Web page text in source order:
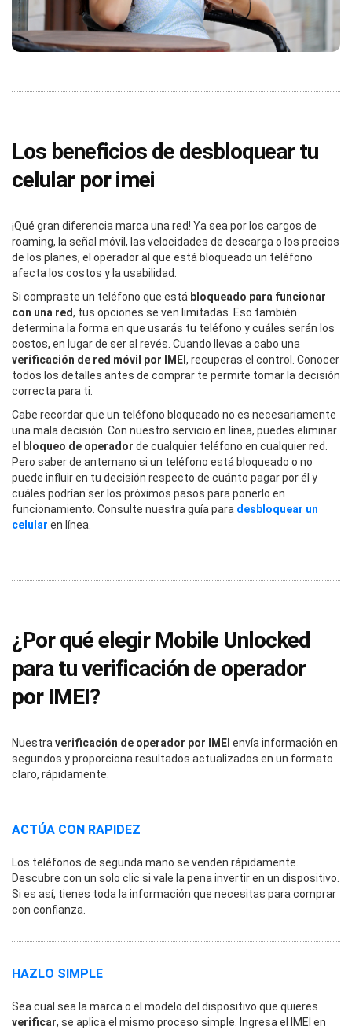
Los beneficios de desbloquear tu
celular por imei
¡Qué gran diferencia marca una red! Ya sea por los cargos de
roaming, la señal móvil, las velocidades de descarga o los precios
de los planes, el operador al que está bloqueado un teléfono
afecta los costos y la usabilidad.
Si compraste un teléfono que está bloqueado para funcionar
con una red, tus opciones se ven limitadas. Eso también
determina la forma en que usarás tu teléfono y cuáles serán los
costos, en lugar de ser al revés. Cuando llevas a cabo una
verificación de red móvil por IMEI , recuperas el control. Conocer
todos los detalles antes de comprar te permite tomar la decisión
correcta para ti.
Cabe recordar que un teléfono bloqueado no es necesariamente
una mala decisión. Con nuestro servicio en línea, puedes eliminar
el
bloqueo de operador de cualquier teléfono en cualquier red.
Pero saber de antemano si un teléfono está bloqueado o no
puede influir en tu decisión respecto de cuánto pagar por él y
cuáles podrían ser los próximos pasos para ponerlo en
funcionamiento. Consulte nuestra guía para desbloquear un
celular en línea.
¿Por qué elegir Mobile Unlocked
para tu verificación de operador
por IMEI?
Nuestra verificación de operador por IMEI envía información en
segundos y proporciona resultados actualizados en un formato
claro, rápidamente.
ACTÚA CON RAPIDEZ
Los teléfonos de segunda mano se venden rápidamente.
Descubre con un solo clic si vale la pena invertir en un dispositivo.
Si es así, tienes toda la información que necesitas para comprar
con confianza.
HAZLO SIMPLE
Sea cual sea la marca o el modelo del dispositivo que quieres
verificar, se aplica el mismo proceso simple. Ingresa el IMEI en